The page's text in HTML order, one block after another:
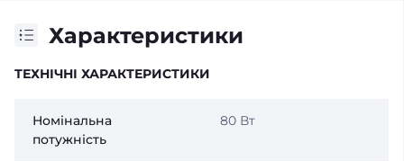
Характеристики
ТЕХНІЧНІ ХАРАКТЕРИСТИКИ
Номінальна
потужність
80 Вт